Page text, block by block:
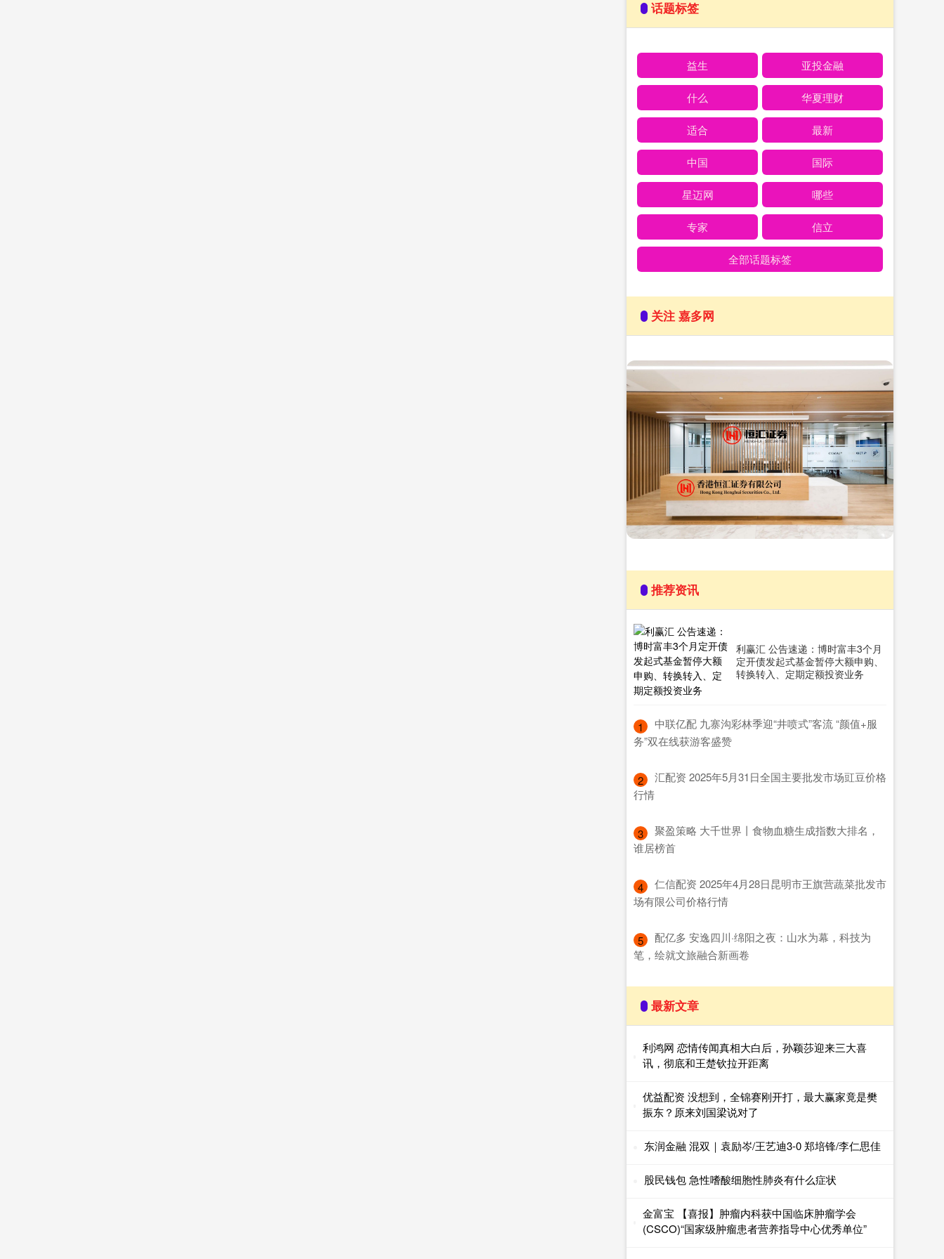
话题标签
益生 亚投金融
什么 华夏理财
适合 最新
中国 国际
星迈网 哪些
专家 信立
全部话题标签
关注 嘉多网
推荐资讯
利赢汇 公告速递：博时富丰3个月
定开债发起式基金暂停大额申购、
转换转入、定期定额投资业务
1
​中联亿配 九寨沟彩林季迎“井喷式”客流 “颜值+服
务”双在线获游客盛赞
2
​汇配资 2025年5月31日全国主要批发市场豇豆价格
行情
3
​聚盈策略 大千世界丨食物血糖生成指数大排名，
谁居榜首
4
​仁信配资 2025年4月28日昆明市王旗营蔬菜批发市
场有限公司价格行情
5
​配亿多 安逸四川·绵阳之夜：山水为幕，科技为
笔，绘就文旅融合新画卷
最新文章
利鸿网 恋情传闻真相大白后，孙颖莎迎来三大喜
讯，彻底和王楚钦拉开距离
优益配资 没想到，全锦赛刚开打，最大赢家竟是樊
振东？原来刘国梁说对了
东润金融 混双｜袁励岑/王艺迪3-0 郑培锋/李仁思佳
股民钱包 急性嗜酸细胞性肺炎有什么症状
金富宝 【喜报】肿瘤内科获中国临床肿瘤学会
(CSCO)“国家级肿瘤患者营养指导中心优秀单位”